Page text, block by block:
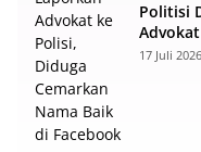
Politisi
Nama
17 Juli 2026